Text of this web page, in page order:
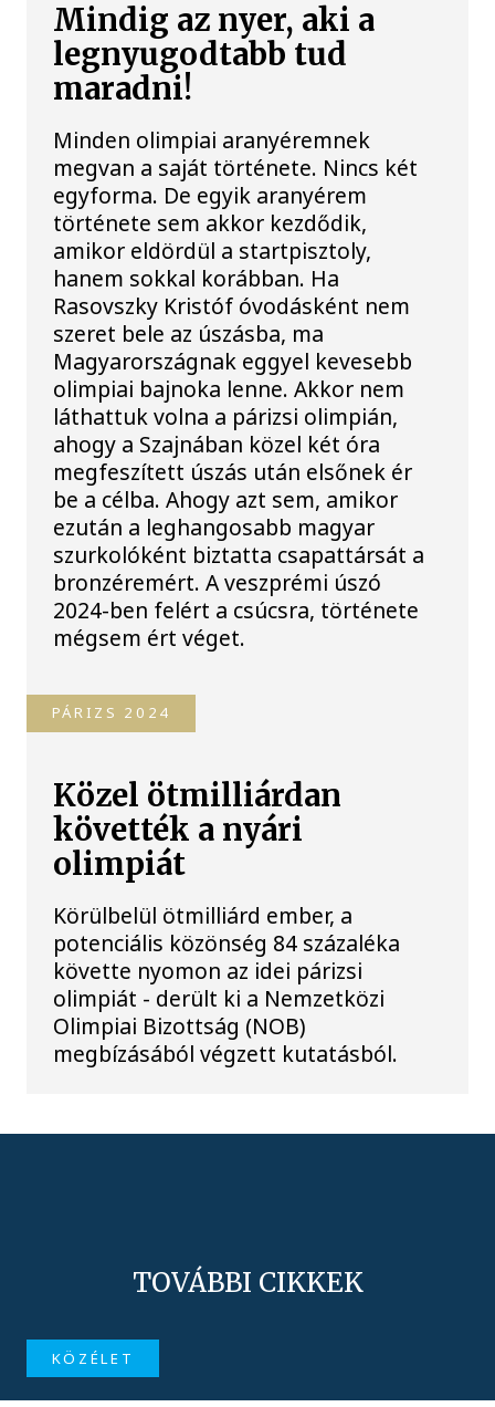
Mindig az nyer, aki a
legnyugodtabb tud
maradni!
Minden olimpiai aranyéremnek
megvan a saját története. Nincs két
egyforma. De egyik aranyérem
története sem akkor kezdődik,
amikor eldördül a startpisztoly,
hanem sokkal korábban. Ha
Rasovszky Kristóf óvodásként nem
szeret bele az úszásba, ma
Magyarországnak eggyel kevesebb
olimpiai bajnoka lenne. Akkor nem
láthattuk volna a párizsi olimpián,
ahogy a Szajnában közel két óra
megfeszített úszás után elsőnek ér
be a célba. Ahogy azt sem, amikor
ezután a leghangosabb magyar
szurkolóként biztatta csapattársát a
bronzéremért. A veszprémi úszó
2024-ben felért a csúcsra, története
mégsem ért véget.
PÁRIZS 2024
Közel ötmilliárdan
követték a nyári
olimpiát
Körülbelül ötmilliárd ember, a
potenciális közönség 84 százaléka
követte nyomon az idei párizsi
olimpiát - derült ki a Nemzetközi
Olimpiai Bizottság (NOB)
megbízásából végzett kutatásból.
TOVÁBBI CIKKEK
KÖZÉLET